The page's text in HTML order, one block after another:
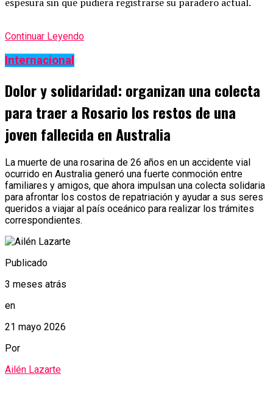
Continuar Leyendo
Internacional
Dolor y solidaridad: organizan una colecta
para traer a Rosario los restos de una
joven fallecida en Australia
La muerte de una rosarina de 26 años en un accidente vial
ocurrido en Australia generó una fuerte conmoción entre
familiares y amigos, que ahora impulsan una colecta solidaria
para afrontar los costos de repatriación y ayudar a sus seres
queridos a viajar al país oceánico para realizar los trámites
correspondientes.
Publicado
3 meses atrás
en
21 mayo 2026
Por
Ailén Lazarte